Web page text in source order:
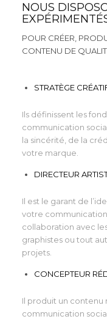
NOUS
POUR CRÉER,
CONTENU DE
STRATÈGE
Ils définissent les
communication
la sincérité, de la
votre marque.
DIRECTEUR
Il est le garant de
votre
collaboration avec
graphistes ou tout
projets.
CONCEPTEUR
Il produit un
communication